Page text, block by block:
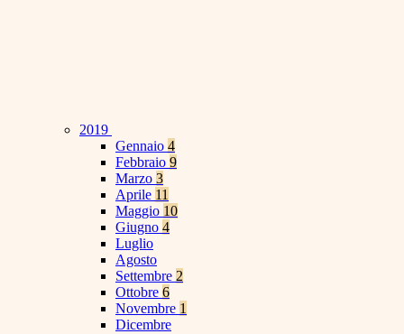
2019
Gennaio 4
Febbraio 9
Marzo 3
Aprile 11
Maggio 10
Giugno 4
Luglio
Agosto
Settembre 2
Ottobre 6
Novembre 1
Dicembre